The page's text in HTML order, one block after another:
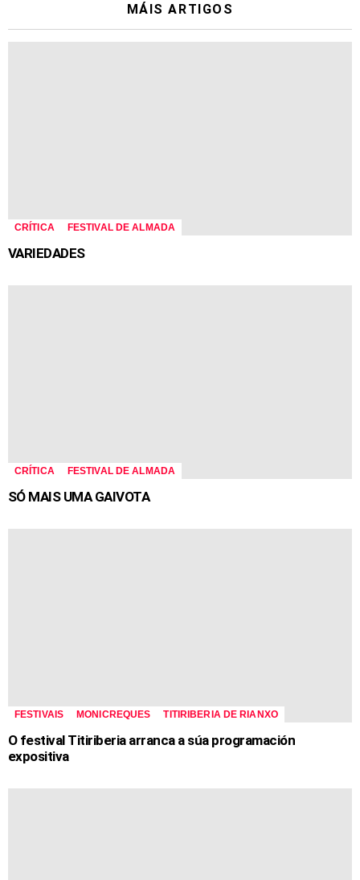
MÁIS ARTIGOS
CRÍTICA FESTIVAL DE ALMADA
VARIEDADES
CRÍTICA FESTIVAL DE ALMADA
SÓ MAIS UMA GAIVOTA
FESTIVAIS MONICREQUES TITIRIBERIA DE RIANXO
O festival Titiriberia arranca a súa programación
expositiva